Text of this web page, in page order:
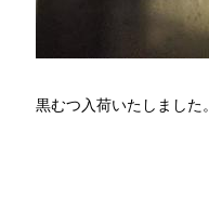
黒むつ入荷いたしました。